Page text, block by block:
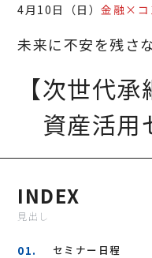
4月10日（日）金融×コ
未来に不安を残さ
【次世代承
資産活用
INDEX
セミナー日程